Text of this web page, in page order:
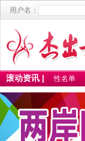
用户名：
滚动资讯 |
百杰卓越女性名单